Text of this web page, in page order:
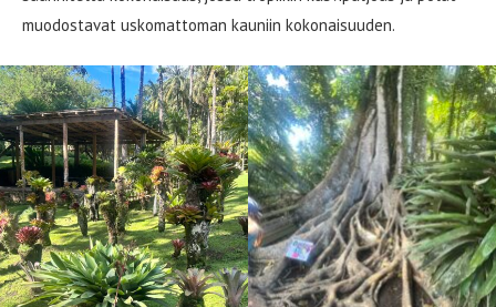
muodostavat uskomattoman kauniin kokonaisuuden.